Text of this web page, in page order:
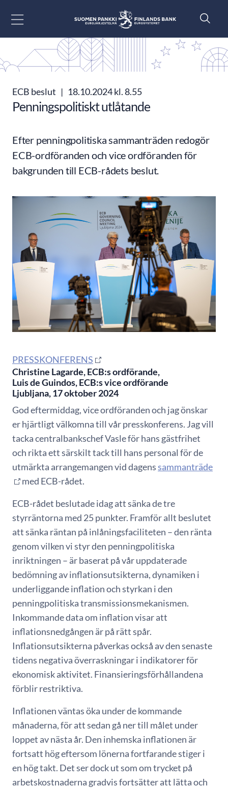
ECB beslut | 18.10.2024 kl. 8.55
Penningspolitiskt utlåtande
Efter penningpolitiska sammanträden redogör
ECB-ordföranden och vice ordföranden för
bakgrunden till ECB-rådets beslut.
PRESSKONFERENS
Christine Lagarde, ECB:s ordförande,
Luis de Guindos, ECB:s vice ordförande
Ljubljana, 17 oktober 2024
God eftermiddag, vice ordföranden och jag önskar
er hjärtligt välkomna till vår presskonferens. Jag vill
tacka centralbankschef Vasle för hans gästfrihet
och rikta ett särskilt tack till hans personal för de
utmärkta arrangemangen vid dagenssammanträde
med ECB-rådet.
ECB-rådet beslutade idag att sänka de tre
styrräntorna med 25 punkter. Framför allt beslutet
att sänka räntan på inlåningsfaciliteten – den ränta
genom vilken vi styr den penningpolitiska
inriktningen – är baserat på vår uppdaterade
bedömning av inflationsutsikterna, dynamiken i
underliggande inflation och styrkan i den
penningpolitiska transmissionsmekanismen.
Inkommande data om inflation visar att
inflationsnedgången är på rätt spår.
Inflationsutsikterna påverkas också av den senaste
tidens negativa överraskningar i indikatorer för
ekonomisk aktivitet. Finansieringsförhållandena
förblir restriktiva.
Inflationen väntas öka under de kommande
månaderna, för att sedan gå ner till målet under
loppet av nästa år. Den inhemska inflationen är
fortsatt hög eftersom lönerna fortfarande stiger i
en hög takt. Det ser dock ut som om trycket på
arbetskostnaderna gradvis fortsätter att lätta och